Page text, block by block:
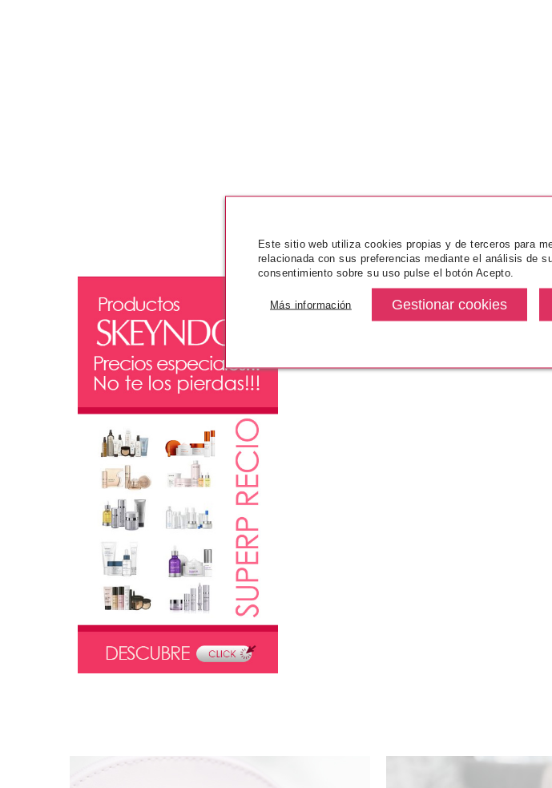
Este sitio web utiliza cookies propias y de terceros para
relacionada con sus preferencias mediante el análisis de
consentimiento sobre su uso pulse el botón Acepto.
Más información